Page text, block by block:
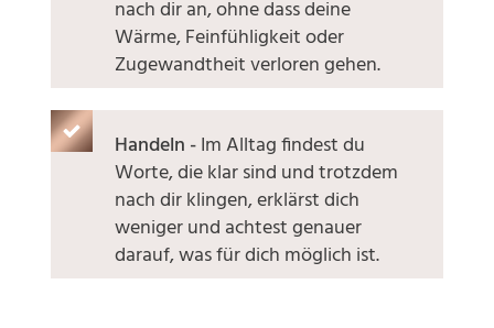
nach dir an, ohne dass deine
Wärme, Feinfühligkeit oder
Zugewandtheit verloren gehen.
Handeln -Im Alltag findest du
Worte, die klar sind und trotzdem
nach dir klingen, erklärst dich
weniger und achtest genauer
darauf, was für dich möglich ist.